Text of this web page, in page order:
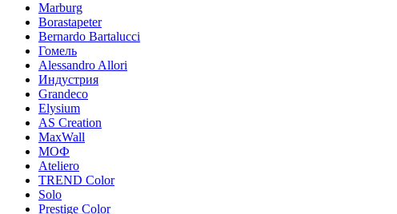
Marburg
Borastapeter
Bernardo Bartalucci
Гомель
Alessandro Allori
Индустрия
Grandeco
Elysium
AS Creation
MaxWall
МОФ
Ateliero
TREND Color
Solo
Prestige Color